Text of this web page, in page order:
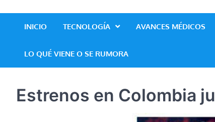
INICIO TECNOLOGÍA AVANCES MÉDICOS
LO QUÉ VIENE O SE RUMORA
Estrenos en Colombia